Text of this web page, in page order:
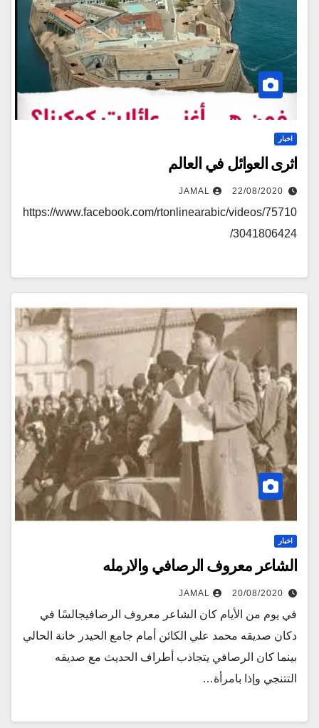
اخبار
اثرى العوائل في العالم
22/08/2020
JAMAL
https://www.facebook.com/rtonlinearabic/videos/75710
3041806424/
اخبار
الشاعر معروف الرصافي والارمله
20/08/2020
JAMAL
في يوم من الأيام كان الشاعر معروف الرصافيجالسًا في
دكان صديقه محمد علي الكائن أمام جامع الحيدر خانة الحالي
بينما كان الرصافي يتجاذب أطراف الحديث مع صديقه
التتنجي وإذا بامرأة…